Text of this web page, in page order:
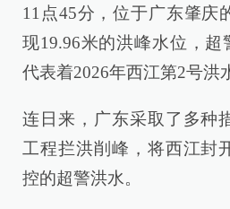
11点45分，位于广东肇庆
现19.96米的洪峰水位，超
代表着2026年西江第2号洪
连日来，广东采取了多种
工程拦洪削峰，将西江封
控的超警洪水。